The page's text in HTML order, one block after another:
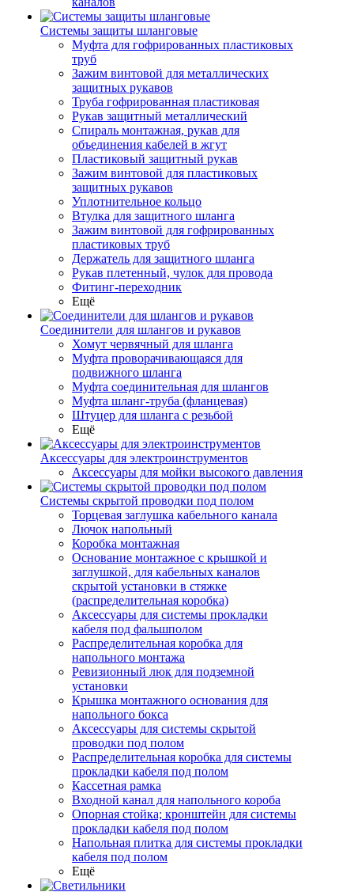
Системы защиты шланговые
Муфта для гофрированных пластиковых
труб
Зажим винтовой для металлических
защитных рукавов
Труба гофрированная пластиковая
Рукав защитный металлический
Спираль монтажная, рукав для
объединения кабелей в жгут
Пластиковый защитный рукав
Зажим винтовой для пластиковых
защитных рукавов
Уплотнительное кольцо
Втулка для защитного шланга
Зажим винтовой для гофрированных
пластиковых труб
Держатель для защитного шланга
Рукав плетенный, чулок для провода
Фитинг-переходник
Ещё
Соединители для шлангов и рукавов
Хомут червячный для шланга
Муфта проворачивающаяся для
подвижного шланга
Муфта соединительная для шлангов
Муфта шланг-труба (фланцевая)
Штуцер для шланга с резьбой
Ещё
Аксессуары для электроинструментов
Аксессуары для мойки высокого давления
Системы скрытой проводки под полом
Торцевая заглушка кабельного канала
Лючок напольный
Коробка монтажная
Основание монтажное с крышкой и
заглушкой, для кабельных каналов
скрытой установки в стяжке
(распределительная коробка)
Аксессуары для системы прокладки
кабеля под фальшполом
Распределительная коробка для
напольного монтажа
Ревизионный люк для подземной
установки
Крышка монтажного основания для
напольного бокса
Аксессуары для системы скрытой
проводки под полом
Распределительная коробка для системы
прокладки кабеля под полом
Кассетная рамка
Входной канал для напольного короба
Опорная стойка; кронштейн для системы
прокладки кабеля под полом
Напольная плитка для системы прокладки
кабеля под полом
Ещё